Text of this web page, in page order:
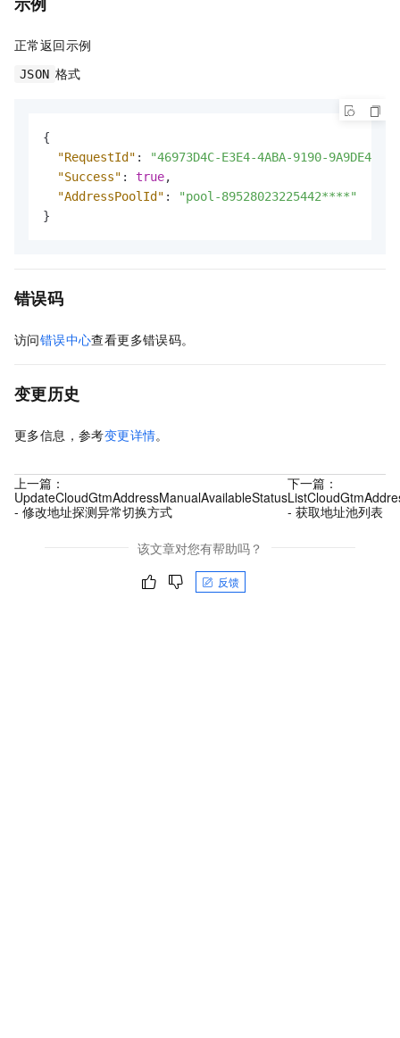
正常返回示例
JSON 格式
{
"RequestId" :
"46973D4C-E3E4-4ABA-9190-
"Success" : true,
"AddressPoolId" :
"pool-89528023225442****"
}
错误码
访问错误中心查看更多错误码。
变更历史
更多信息，参考变更详情。
上一篇：
UpdateCloudGtmAddressManualAvailableStatus
- 修改地址探测异常切换方式
下一篇：
- 获取地址池列表
该文章对您有帮助吗？
反馈